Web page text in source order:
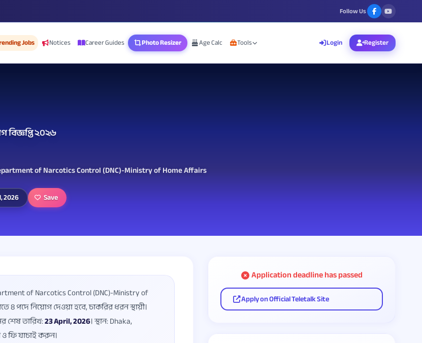
Follow Us
Jobs Notices Career Guides Photo Resizer Age Calc Tools Login Register
বিজ্ঞপ্তি ২০২৬
of Narcotics Control (DNC)-Ministry of Home Affairs
2026 Save
of Narcotics Control (DNC)-Ministry of
8 পদে নিয়োগ দেওয়া হবে, চাকরির ধরন স্থায়ী।
শেষ তারিখ:23 April, 2026। স্থান: Dhaka,
ফি যাচাই করুন।
Application deadline has passed
Apply on Official Teletalk Site